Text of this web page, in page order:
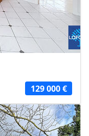
129 000 €